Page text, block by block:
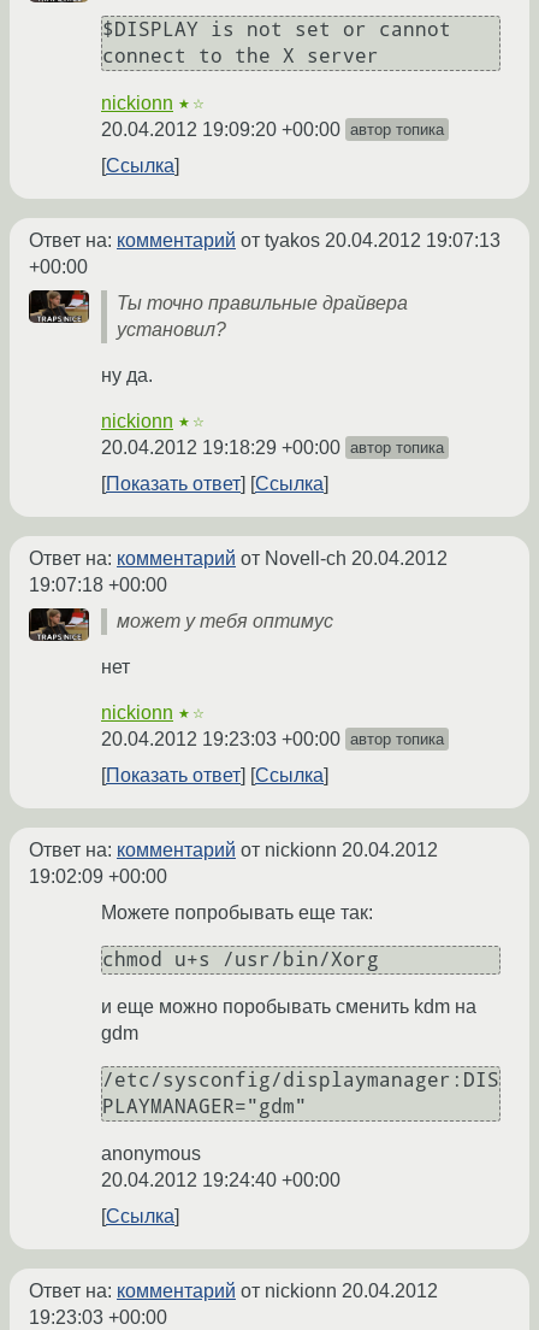
$DISPLAY is not set or cannot
connect to the X server
nickionn ★☆
20.04.2012 19:09:20 +00:00 автор топика
Ссылка
Ответ на: комментарий от tyakos 20.04.2012 19:07:13
+00:00
Ты точно правильные драйвера
установил?
ну да.
nickionn ★☆
20.04.2012 19:18:29 +00:00 автор топика
Показать ответ Ссылка
Ответ на: комментарий от Novell-ch 20.04.2012
19:07:18 +00:00
может у тебя оптимус
нет
nickionn ★☆
20.04.2012 19:23:03 +00:00 автор топика
Показать ответ Ссылка
Ответ на: комментарий от nickionn 20.04.2012
19:02:09 +00:00
Можете попробывать еще так:
и еще можно поробывать сменить kdm на
gdm
/etc/sysconfig/displaymanager:DIS
anonymous
20.04.2012 19:24:40 +00:00
Ссылка
Ответ на: комментарий от nickionn 20.04.2012
19:23:03 +00:00